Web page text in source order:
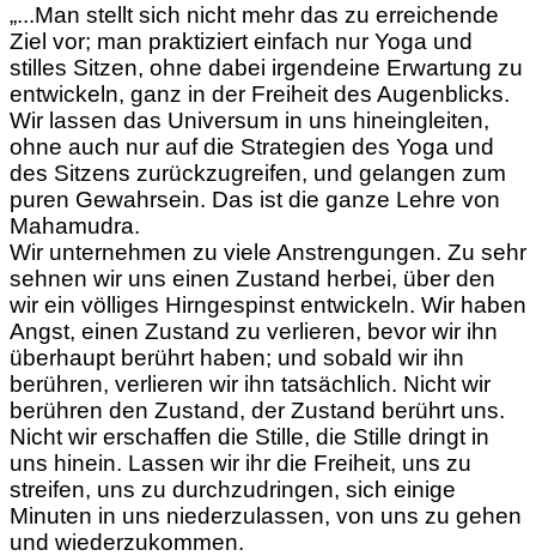
„...Man stellt sich nicht mehr das zu erreichende
Ziel vor; man praktiziert einfach nur Yoga und
stilles Sitzen, ohne dabei irgendeine Erwartung zu
entwickeln, ganz in der Freiheit des Augenblicks.
Wir lassen das Universum in uns hineingleiten,
ohne auch nur auf die Strategien des Yoga und
des Sitzens zurückzugreifen, und gelangen zum
puren Gewahrsein. Das ist die ganze Lehre von
Mahamudra.
Wir unternehmen zu viele Anstrengungen. Zu sehr
sehnen wir uns einen Zustand herbei, über den
wir ein völliges Hirngespinst entwickeln. Wir haben
Angst, einen Zustand zu verlieren, bevor wir ihn
überhaupt berührt haben; und sobald wir ihn
berühren, verlieren wir ihn tatsächlich. Nicht wir
berühren den Zustand, der Zustand berührt uns.
Nicht wir erschaffen die Stille, die Stille dringt in
uns hinein. Lassen wir ihr die Freiheit, uns zu
streifen, uns zu durchzudringen, sich einige
Minuten in uns niederzulassen, von uns zu gehen
und wiederzukommen.